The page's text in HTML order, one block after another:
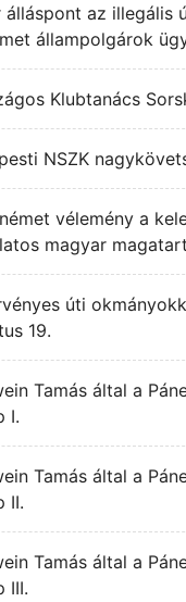
álláspont az illegális
állampolgárok
Klubtanács
NSZK
vélemény a
magyar
úti
19.
Tamás által a
I.
Tamás által a
II.
Tamás által a
III.